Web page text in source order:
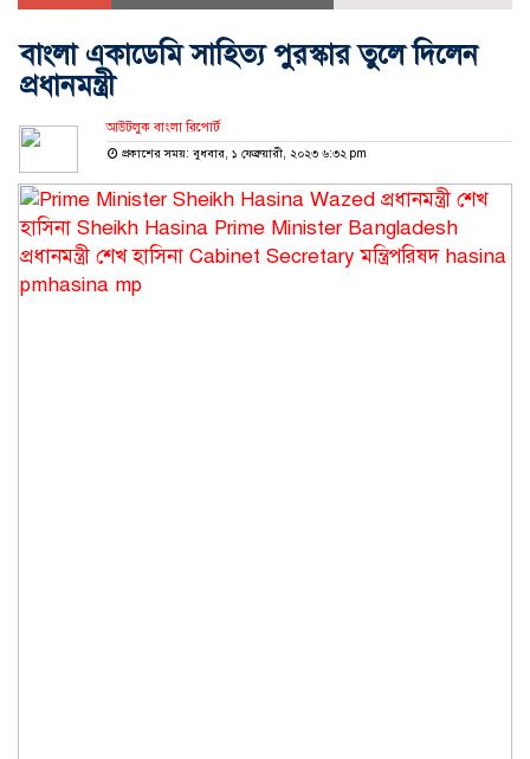
বাংলা একাডেমি সাহিত্য পুরস্কার তুলে দিলেন
প্রধানমন্ত্রী
আউটলুক বাংলা রিপোর্ট
প্রকাশের সময়: বুধবার, ১ ফেব্রুয়ারী, ২০২৩ ৬:৩২ pm